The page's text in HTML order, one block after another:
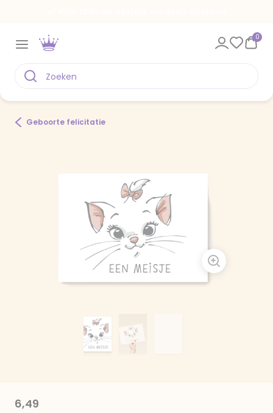
0
Geboorte felicitatie
6,49